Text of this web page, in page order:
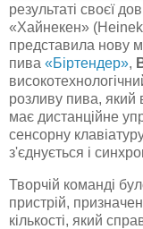
результаті своєї
«Хайнекен»
представила нову
пива «Біртендер»,
розливу пива, який
має дистанційне
сенсорну
з'єднується і
Творчій команді
пристрій,
кількості, який